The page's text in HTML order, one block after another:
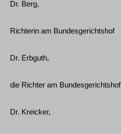
Dr. Berg,
Richterin am Bundesgerichtshof
Dr. Erbguth,
die Richter am Bundesgerichtshof
Dr. Kreicker,